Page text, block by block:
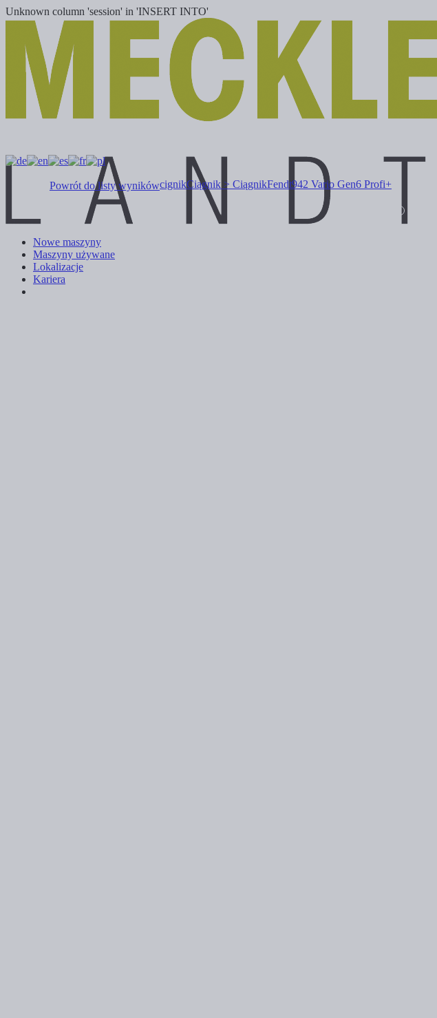
Unknown column 'session' in 'INSERT INTO'
Nowe maszyny
Maszyny używane
Lokalizacje
Kariera
Powrót do listy wynikówcignikCiągnik > CiągnikFendt942 Vario Gen6 Profi+